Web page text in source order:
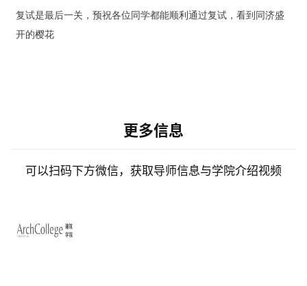
复试是最后一关，预祝各位同学都能顺利通过复试，看到同济盛
开的樱花
更多信息
可以扫码下方微信，获取导师信息与学院介绍视频